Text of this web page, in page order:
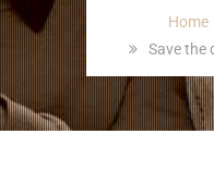
Home
Save the